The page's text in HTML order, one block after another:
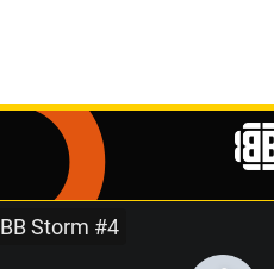
BB Storm #4